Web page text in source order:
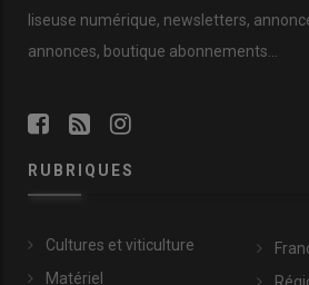
liseuse numérique, newsletters,
annonces, boutique abonnements…
RUBRIQUES
Cultures et viticulture
Matériel